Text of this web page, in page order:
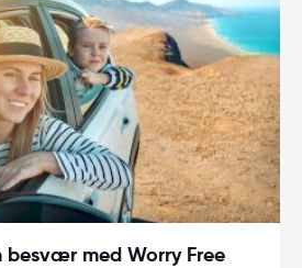
besvær med Worry Free